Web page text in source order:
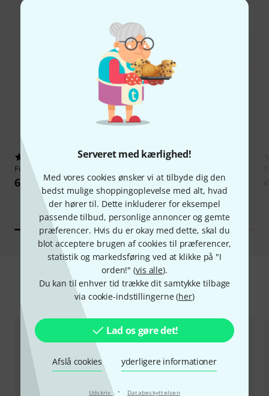
Serveret med kærlighed!
Med vores cookies ønsker vi at tilbyde dig den
bedst mulige shoppingoplevelse med alt, hvad
der hører til. Dette inkluderer for eksempel
passende tilbud, personlige annoncer og gemte
præferencer. Hvis du er okay med dette, skal du
blot acceptere brugen af cookies til præferencer,
statistik og markedsføring ved at klikke på "I
orden!" (vis alle).
Du kan til enhver tid trække dit samtykke tilbage
via cookie-indstillingerne (her)
Lad os gøre det!
Afslå cookies yderligere informationer
Udskriv · Databeskyttelsen
2667
Focusrite
666 kr
133
17.090 kr
Blow-Outs